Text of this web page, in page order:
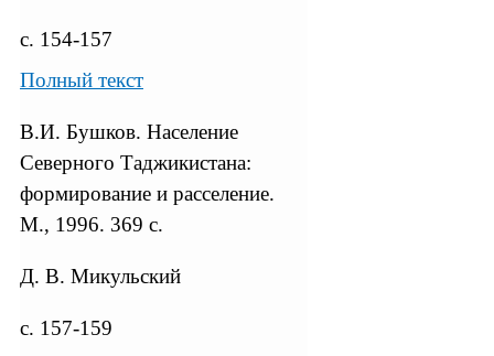
с. 154-157
Полный текст
В.И. Бушков. Население
Северного Таджикистана:
формирование и расселение.
М., 1996. 369 с.
Д. В. Микульский
с. 157-159